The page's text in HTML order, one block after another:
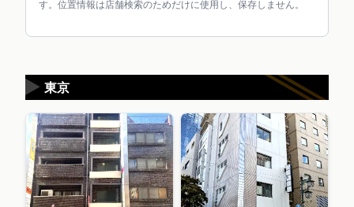
す。位置情報は店舗検索のためだけに使用し、保存しません。
東京
▶